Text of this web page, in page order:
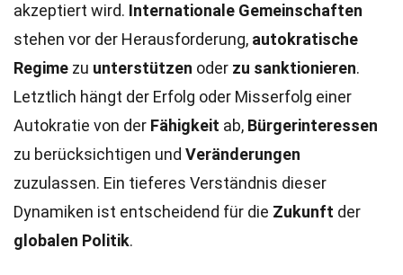
akzeptiert wird. Internationale Gemeinschaften
stehen vor der Herausforderung, autokratische
Regime zu unterstützen oder zu sanktionieren.
Letztlich hängt der Erfolg oder Misserfolg einer
Autokratie von der Fähigkeit ab, Bürgerinteressen
zu berücksichtigen und Veränderungen
zuzulassen. Ein tieferes Verständnis dieser
Dynamiken ist entscheidend für die Zukunft der
globalen Politik.